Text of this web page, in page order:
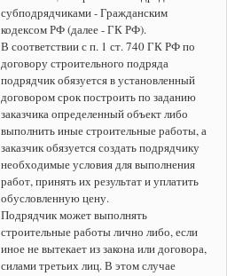
субподрядчиками - Гражданским
кодексом РФ (далее - ГК РФ).
В соответствии с п. 1 ст. 740 ГК РФ по
договору строительного подряда
подрядчик обязуется в установленный
договором срок построить по заданию
заказчика определенный объект либо
выполнить иные строительные работы, а
заказчик обязуется создать подрядчику
необходимые условия для выполнения
работ, принять их результат и уплатить
обусловленную цену.
Подрядчик может выполнять
строительные работы лично либо, если
иное не вытекает из закона или договора,
силами третьих лиц. В этом случае